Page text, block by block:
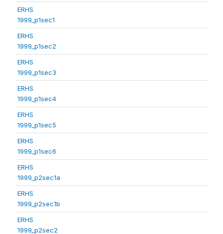
ERHS
1999_p1sec1
ERHS
1999_p1sec2
ERHS
1999_p1sec3
ERHS
1999_p1sec4
ERHS
1999_p1sec5
ERHS
1999_p1sec6
ERHS
1999_p2sec1a
ERHS
1999_p2sec1b
ERHS
1999_p2sec2